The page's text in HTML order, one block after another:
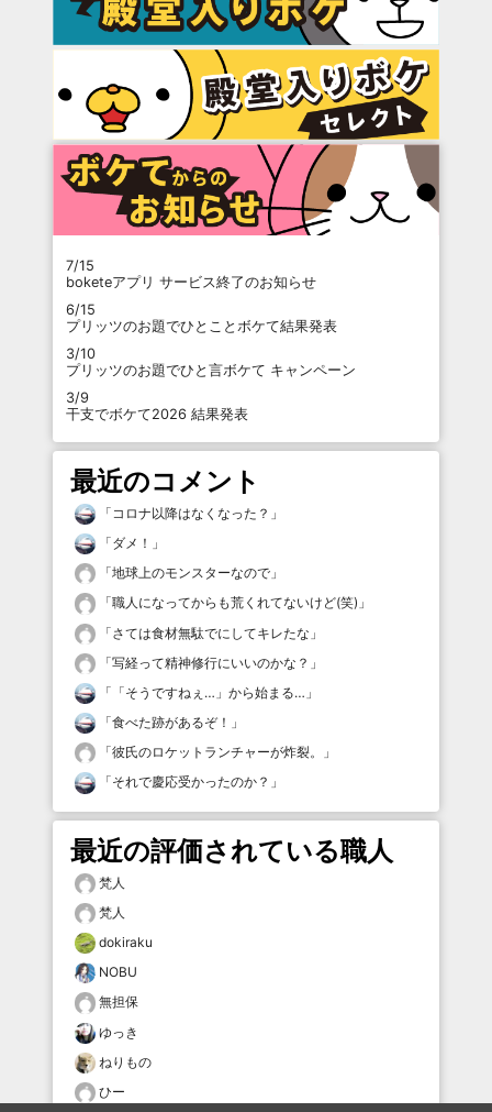
7/15
boketeアプリ サービス終了のお知らせ
6/15
プリッツのお題でひとことボケて結果発表
3/10
プリッツのお題でひと言ボケて キャンペーン
3/9
干支でボケて2026 結果発表
最近のコメント
「 コロナ以降はなくなった？ 」
「ダメ！ 」
「地球上のモンスターなので 」
「職人になってからも荒くれてないけど(笑) 」
「さては食材無駄でにしてキレたな 」
「写経って精神修行にいいのかな？ 」
「 「そうですねぇ…」から始まる… 」
「食べた跡があるぞ！ 」
「彼氏のロケットランチャーが炸裂。
」
「それで慶応受かったのか？ 」
最近の評価されている職人
梵人
梵人
dokiraku
NOBU
無担保
ゆっき
ねりもの
ひー